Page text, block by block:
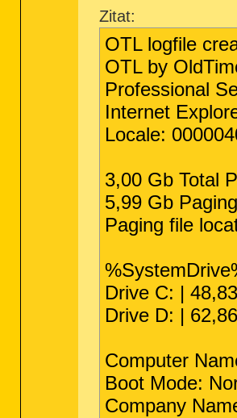
Zitat:
OTL logfile
OTL by
Professional
Internet
Locale:
3,00 Gb Total
5,99 Gb
Paging file
Drive C: |
Drive D: |
Computer
Boot Mode:
Company